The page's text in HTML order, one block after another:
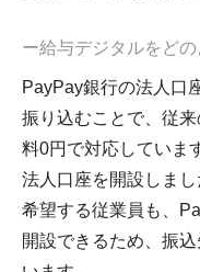
ー給与デジタルをど
PayPay銀行の法人口
振り込むことで、従
料0円で対応していま
法人口座を開設しま
希望する従業員も、
開設できるため、振